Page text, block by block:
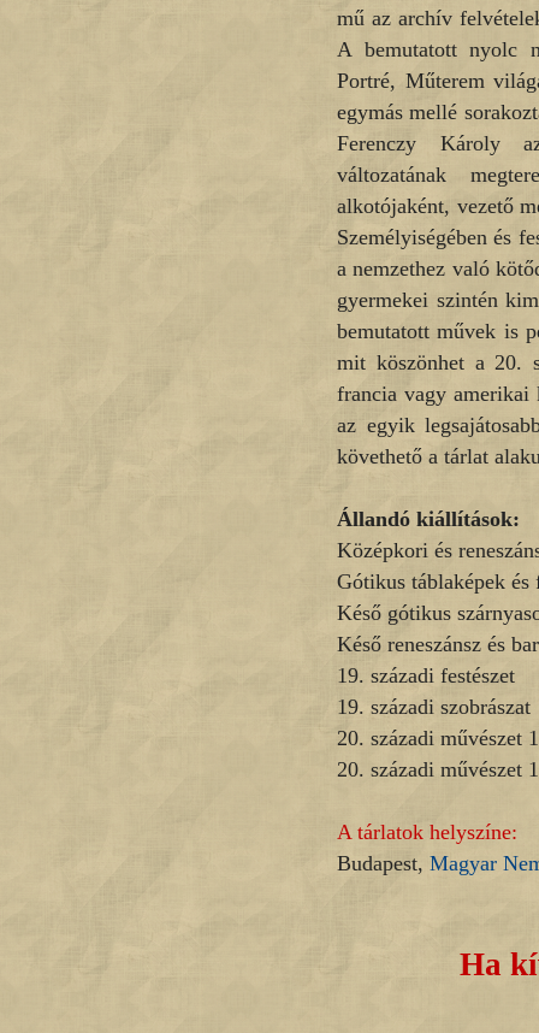
mű az archív
A bemutatott nyolc
Portré, Műterem
egymás mellé
Ferenczy Károly
változatának
alkotójaként, vezető
Személyiségében és
a nemzethez való
gyermekei szintén
bemutatott művek is
mit köszönhet a 20.
francia vagy amerikai
az egyik
követhető a tárlat
Állandó kiállítások:
Középkori és
Gótikus táblaképek és
Késő gótikus
Késő reneszánsz és
19. századi festészet
19. századi szobrászat
20. századi művészet
20. századi művészet
A tárlatok helyszíne:
Budapest, Magyar
Ha